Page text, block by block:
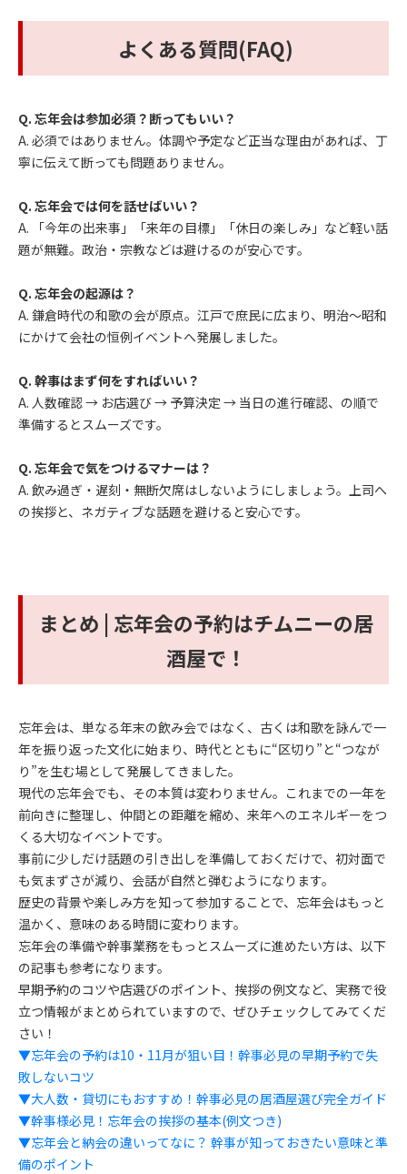
よくある質問(FAQ)
Q. 忘年会は参加必須？断ってもいい？
A. 必須ではありません。体調や予定など正当な理由があれば、丁
寧に伝えて断っても問題ありません。
Q. 忘年会では何を話せばいい？
A. 「今年の出来事」「来年の目標」「休日の楽しみ」など軽い話
題が無難。政治・宗教などは避けるのが安心です。
Q. 忘年会の起源は？
A. 鎌倉時代の和歌の会が原点。江戸で庶民に広まり、明治〜昭和
にかけて会社の恒例イベントへ発展しました。
Q. 幹事はまず何をすればいい？
A. 人数確認 → お店選び → 予算決定 → 当日の進行確認、の順で
準備するとスムーズです。
Q. 忘年会で気をつけるマナーは？
A. 飲み過ぎ・遅刻・無断欠席はしないようにしましょう。上司へ
の挨拶と、ネガティブな話題を避けると安心です。
まとめ | 忘年会の予約はチムニーの居
酒屋で！
忘年会は、単なる年末の飲み会ではなく、古くは和歌を詠んで一
年を振り返った文化に始まり、時代とともに“区切り”と“つなが
り”を生む場として発展してきました。
現代の忘年会でも、その本質は変わりません。これまでの一年を
前向きに整理し、仲間との距離を縮め、来年へのエネルギーをつ
くる大切なイベントです。
事前に少しだけ話題の引き出しを準備しておくだけで、初対面で
も気まずさが減り、会話が自然と弾むようになります。
歴史の背景や楽しみ方を知って参加することで、忘年会はもっと
温かく、意味のある時間に変わります。
忘年会の準備や幹事業務をもっとスムーズに進めたい方は、以下
の記事も参考になります。
早期予約のコツや店選びのポイント、挨拶の例文など、実務で役
立つ情報がまとめられていますので、ぜひチェックしてみてくだ
さい！
▼忘年会の予約は10・11月が狙い目！幹事必見の早期予約で失
敗しないコツ
▼大人数・貸切にもおすすめ！幹事必見の居酒屋選び完全ガイド
▼幹事様必見！忘年会の挨拶の基本(例文つき)
▼忘年会と納会の違いってなに？ 幹事が知っておきたい意味と準
備のポイント